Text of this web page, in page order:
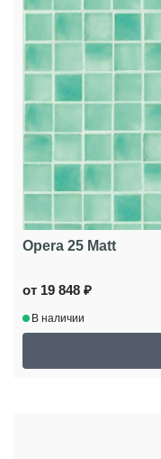
Opera 25 Matt
от 19 848 ₽
В наличии